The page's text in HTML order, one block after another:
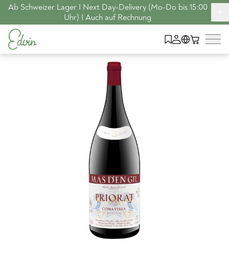
Ab Schweizer Lager I Next Day-Delivery (Mo-Do bis 15:00
Uhr) I Auch auf Rechnung